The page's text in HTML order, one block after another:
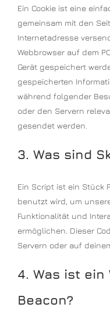
Ein Cookie ist eine
gemeinsam mit den
Internetadresse
Webbrowser auf dem
Gerät gespeichert
gespeicherten
während folgender
oder den Servern
gesendet werden.
3. Was sind
Ein Script ist ein Stück
benutzt wird, um
Funktionalität und
ermöglichen. Dieser
Servern oder auf
4. Was ist ein
Beacon?